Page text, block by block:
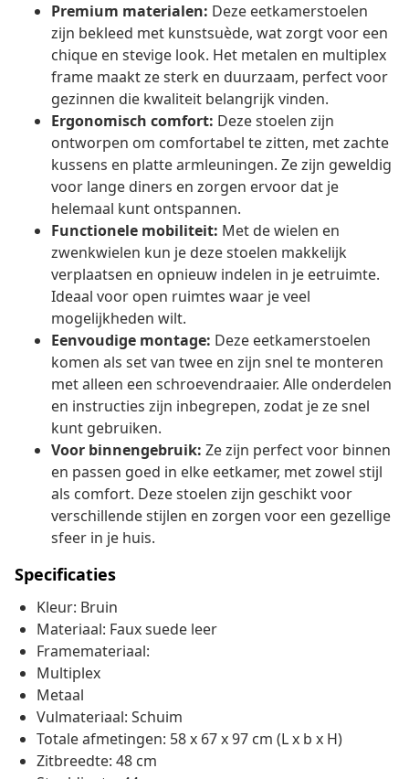
Premium materialen: Deze eetkamerstoelen
zijn bekleed met kunstsuède, wat zorgt voor een
chique en stevige look. Het metalen en multiplex
frame maakt ze sterk en duurzaam, perfect voor
gezinnen die kwaliteit belangrijk vinden.
Ergonomisch comfort: Deze stoelen zijn
ontworpen om comfortabel te zitten, met zachte
kussens en platte armleuningen. Ze zijn geweldig
voor lange diners en zorgen ervoor dat je
helemaal kunt ontspannen.
Functionele mobiliteit: Met de wielen en
zwenkwielen kun je deze stoelen makkelijk
verplaatsen en opnieuw indelen in je eetruimte.
Ideaal voor open ruimtes waar je veel
mogelijkheden wilt.
Eenvoudige montage: Deze eetkamerstoelen
komen als set van twee en zijn snel te monteren
met alleen een schroevendraaier. Alle onderdelen
en instructies zijn inbegrepen, zodat je ze snel
kunt gebruiken.
Voor binnengebruik: Ze zijn perfect voor binnen
en passen goed in elke eetkamer, met zowel stijl
als comfort. Deze stoelen zijn geschikt voor
verschillende stijlen en zorgen voor een gezellige
sfeer in je huis.
Specificaties
Kleur: Bruin
Materiaal: Faux suede leer
Framemateriaal:
Multiplex
Metaal
Vulmateriaal: Schuim
Totale afmetingen: 58 x 67 x 97 cm (L x b x H)
Zitbreedte: 48 cm